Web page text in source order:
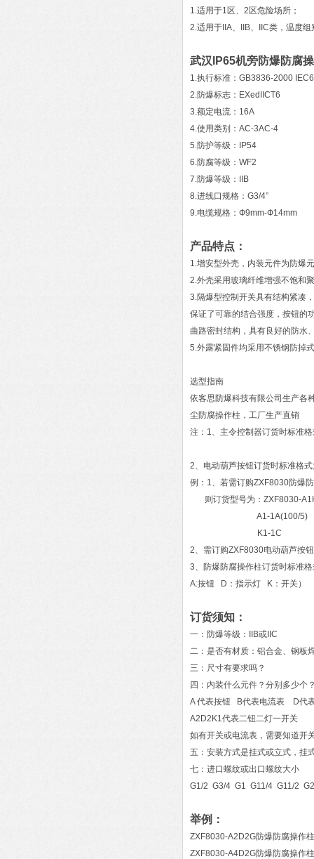
1.适用于1区、2区危险场所；
2.适用于IIA、IIB、IIC类，温度
武汉IP65机旁防爆防腐
1.执行标准：GB3836-2000
2.防爆标志：EXedIICT6
3.额定电流：16A
4.使用类别：AC-3AC-4
5.防护等级：IP54
6.防腐等级：WF2
7.防爆等级：IIB
8.进线口规格：G3/4”
9.电缆规格：Ф9mm-Ф14mm
产品特点：
1.增安型外壳，内装元件为防爆
2.外壳采用玻璃纤维增强不饱和
3.隔爆型控制开关具有结构紧凑
保证了可靠的结合强度，按钮的
曲路密封结构，具有良好的防水
5.外露紧固件均采用不锈钢防掉
选型指南
依客思防爆科技有限公司生产各
尘防腐操作柱，工厂生产直销
注：1、主令控制器订货时标准
2、电动葫芦按钮订货时标准格
例：1、若需订购ZXF8030防爆
则订货型号为：ZXF8030-
A1-1A(100/5)
K1-1C
2、需订购ZXF8030电动葫芦按
3、防爆防腐操作柱订货时标准
A:按钮 D：指示灯 K：开关）
订货须知：
一：防爆等级：IIB或IIC
二：是否有材质：铝合金、钢板
三：尺寸有要求吗？
四：内装什么元件？分别多少个
A 代表按钮 B代表电流表 D代
A2D2K1代表二钮二灯一开关
如有开关或电流表，需要知道开
五：安装方式是挂式或立式，挂
七：进口螺纹或出口螺纹大小
G1/2 G3/4 G1 G11/4 G11/2
举例：
ZXF8030-A2D2G防爆防腐操作
ZXF8030-A4D2G防爆防腐操作柱